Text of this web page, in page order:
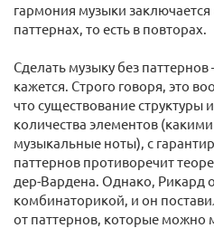
гармония музыки заключается
паттернах, то есть в повторах.
Сделать музыку без
кажется. Строго говоря, это
что существование структуры
количества элементов
музыкальные ноты), с
паттернов противоречит
дер-Вардена. Однако, Рикард
комбинаторикой, и он
от паттернов, которые можно